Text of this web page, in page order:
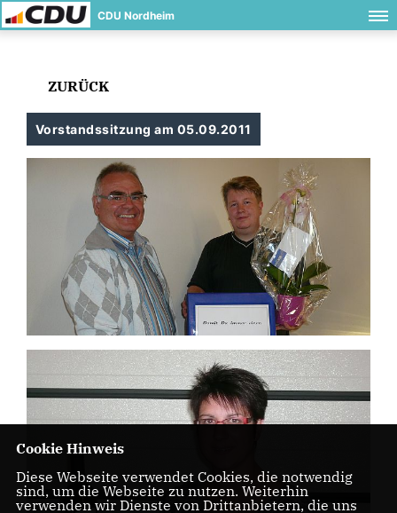
CDU Nordheim
ZURÜCK
Vorstandssitzung am 05.09.2011
Cookie Hinweis
Diese Webseite verwendet Cookies, die notwendig
sind, um die Webseite zu nutzen. Weiterhin
verwenden wir Dienste von Drittanbietern, die uns